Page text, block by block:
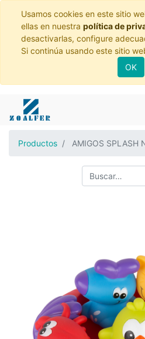
Usamos cookies en este sitio
ellas en nuestra política de
desactivarlas, configure
Si continúa usando este sitio
OK
Productos AMIGOS SPLASH